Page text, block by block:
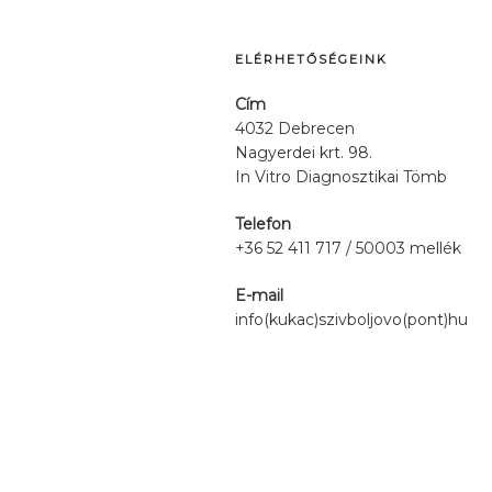
ELÉRHETŐSÉGEINK
Cím
4032 Debrecen
Nagyerdei krt. 98.
In Vitro Diagnosztikai Tömb
Telefon
+36 52 411 717 / 50003 mellék
E-mail
info(kukac)szivboljovo(pont)hu